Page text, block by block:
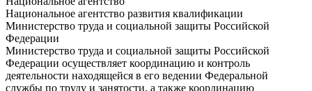
Национальное агентство развития квалификации
Министерство труда и социальной защиты Российской
Федерации
Министерство труда и социальной защиты Российской
Федерации осуществляет координацию и контроль
деятельности находящейся в его ведении Федеральной
службы по труду и занятости, а также координацию